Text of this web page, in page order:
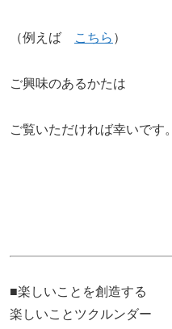
（例えば こちら ）
ご興味のあるかたは
ご覧いただければ幸いです。
■楽しいことを創造する
楽しいことツクルンダー